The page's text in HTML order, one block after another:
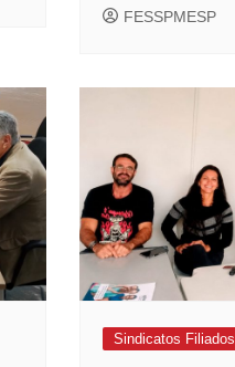
FESSPMESP
Sindicatos Filiados